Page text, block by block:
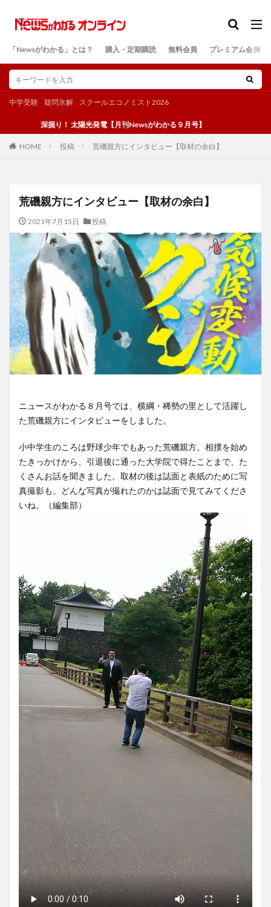
「Newsがわかる」とは？ 購入・定期購読 無料会員 プレミアム会員
中学受験 疑問氷解 スクールエコノミスト2026
深掘り！ 太陽光発電【月刊Newsがわかる９月号】
HOME 投稿 荒磯親方にインタビュー【取材の余白】
荒磯親方にインタビュー【取材の余白】
2021年7月15日 投稿
ニュースがわかる８月号では、横綱・稀勢の里として活躍し
た荒磯親方にインタビューをしました。
小中学生のころは野球少年でもあった荒磯親方。相撲を始め
たきっかけから、引退後に通った大学院で得たことまで、た
くさんお話を聞きました。取材の後は誌面と表紙のために写
真撮影も。どんな写真が撮れたのかは誌面で見てみてくださ
いね。（編集部）
検索